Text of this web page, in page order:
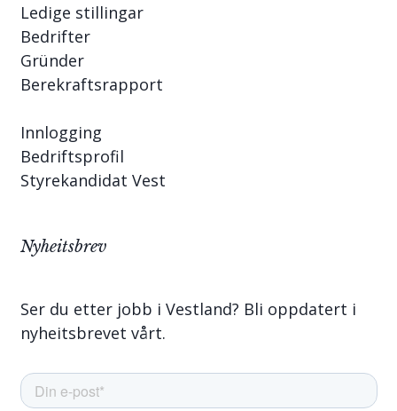
Ledige stillingar
Bedrifter
Gründer
Berekraftsrapport
Innlogging
Bedriftsprofil
Styrekandidat Vest
Nyheitsbrev
Ser du etter jobb i Vestland? Bli oppdatert i
nyheitsbrevet vårt.